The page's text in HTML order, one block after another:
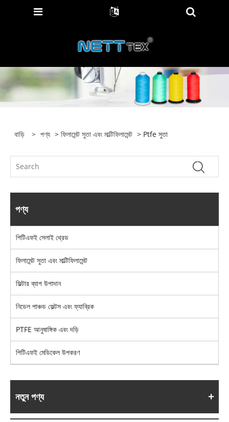
বাড়ি > পণ্য >ফিলামেন্ট সুতা এবং মাল্টিফিলামেন্ট > Ptfe সুতা
পণ্য
পিটিএফই সেলাই থ্রেড
ফিলামেন্ট সুতা এবং মাল্টিফিলামেন্ট
ফিল্টার ব্যাগ উপাদান
নিডেল পাঞ্চড ফেল্টস এবং ফ্যাব্রিক
PTFE আনুষাঙ্গিক এবং দড়ি
পিটিএফই মেডিকেল উপকরণ
নতুন পণ্য